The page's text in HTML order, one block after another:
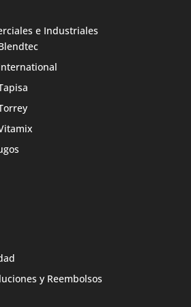
e Industriales
y Reembolsos